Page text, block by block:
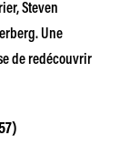
Steven
Une
de redécouvrir